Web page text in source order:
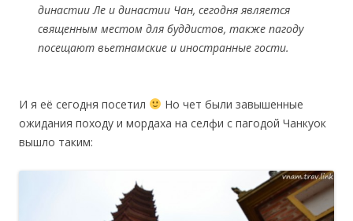
династии Ле и династии Чан, сегодня является
священным местом для буддистов, также пагоду
посещают вьетнамские и иностранные гости.
И я её сегодня посетил
Но чет были завышенные
ожидания походу и мордаха на селфи с пагодой Чанкуок
вышло таким: